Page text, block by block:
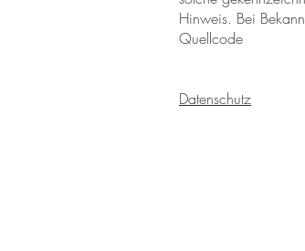
Hinweis. Bei
Quellcode
Datenschutz